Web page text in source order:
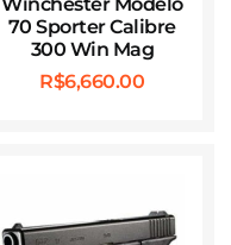
70 Sporter Calibre
300 Win Mag
R$6,660.00